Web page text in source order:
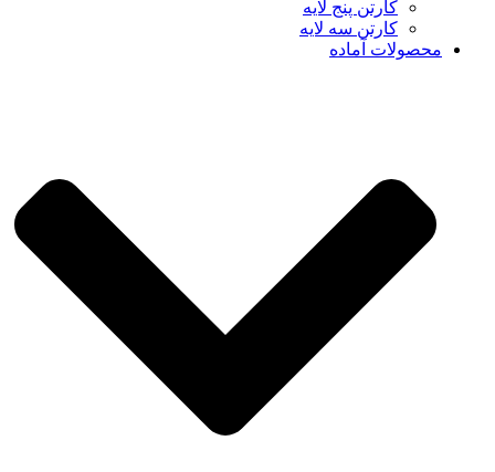
کارتن پنج لایه
کارتن سه لایه
محصولات آماده